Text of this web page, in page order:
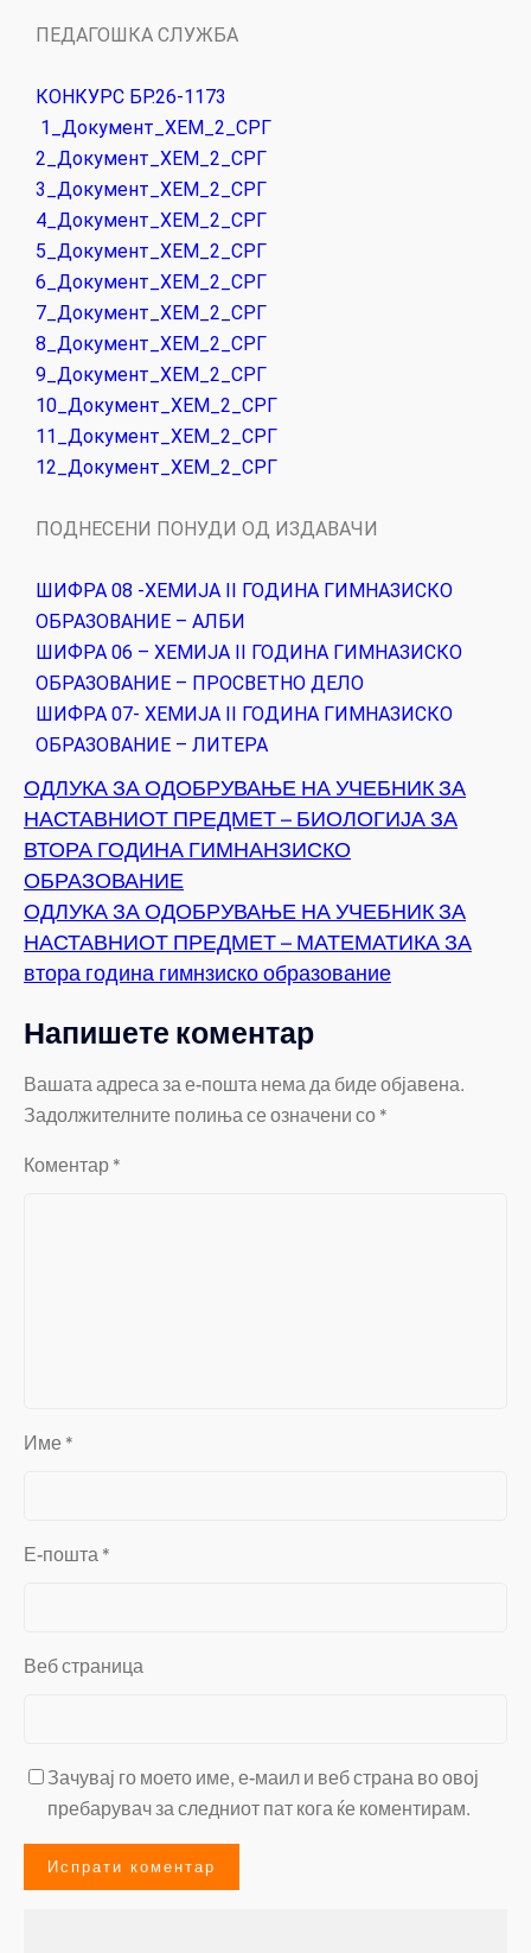
ПЕДАГОШКА СЛУЖБА
КОНКУРС БР.26-1173
1_Документ_ХЕМ_2_СРГ
2_Документ_ХЕМ_2_СРГ
3_Документ_ХЕМ_2_СРГ
4_Документ_ХЕМ_2_СРГ
5_Документ_ХЕМ_2_СРГ
6_Документ_ХЕМ_2_СРГ
7_Документ_ХЕМ_2_СРГ
8_Документ_ХЕМ_2_СРГ
9_Документ_ХЕМ_2_СРГ
10_Документ_ХЕМ_2_СРГ
11_Документ_ХЕМ_2_СРГ
12_Документ_ХЕМ_2_СРГ
ПОДНЕСЕНИ ПОНУДИ ОД ИЗДАВАЧИ
ШИФРА 08 -ХЕМИЈА II ГОДИНА ГИМНАЗИСКО
ОБРАЗОВАНИЕ – АЛБИ
ШИФРА 06 – ХЕМИЈА II ГОДИНА ГИМНАЗИСКО
ОБРАЗОВАНИЕ – ПРОСВЕТНО ДЕЛО
ШИФРА 07- ХЕМИЈА II ГОДИНА ГИМНАЗИСКО
ОБРАЗОВАНИЕ – ЛИТЕРА
ОДЛУКА ЗА ОДОБРУВАЊЕ НА УЧЕБНИК ЗА
НАСТАВНИОТ ПРЕДМЕТ – БИОЛОГИЈА ЗА
ВТОРА ГОДИНА ГИМНАНЗИСКО
ОБРАЗОВАНИЕ
ОДЛУКА ЗА ОДОБРУВАЊЕ НА УЧЕБНИК ЗА
НАСТАВНИОТ ПРЕДМЕТ – МАТЕМАТИКА ЗА
втора година гимнзиско образование
Напишете коментар
Вашата адреса за е-пошта нема да биде објавена.
Задолжителните полиња се означени со *
Коментар *
Име *
Е-пошта *
Веб страница
Зачувај го моето име, е-маил и веб страна во овој
пребарувач за следниот пат кога ќе коментирам.